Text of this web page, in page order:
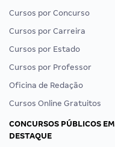
Cursos por Concurso
Cursos por Carreira
Cursos por Estado
Cursos por Professor
Oficina de Redação
Cursos Online Gratuitos
CONCURSOS PÚBLICOS EM
DESTAQUE